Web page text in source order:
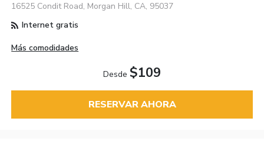
16525 Condit Road, Morgan Hill, CA, 95037
Internet gratis
Más comodidades
Desde $109
RESERVAR AHORA